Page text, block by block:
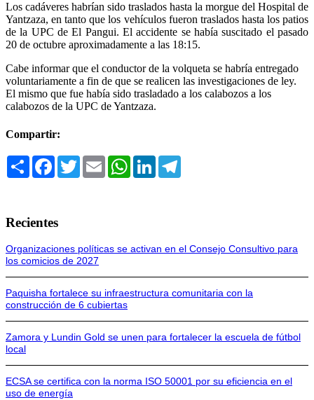
Los cadáveres habrían sido traslados hasta la morgue del Hospital de
Yantzaza, en tanto que los vehículos fueron traslados hasta los patios
de la UPC de El Pangui. El accidente se había suscitado el pasado
20 de octubre aproximadamente a las 18:15.
Cabe informar que el conductor de la volqueta se habría entregado
voluntariamente a fin de que se realicen las investigaciones de ley.
El mismo que fue había sido trasladado a los calabozos a los
calabozos de la UPC de Yantzaza.
Compartir:
CompartirFacebook
TwitterEmail WhatsApp
LinkedIn
Recientes
Organizaciones políticas se activan en el Consejo Consultivo para
los comicios de 2027
Paquisha fortalece su infraestructura comunitaria con la
construcción de 6 cubiertas
Zamora y Lundin Gold se unen para fortalecer la escuela de fútbol
local
ECSA se certifica con la norma ISO 50001 por su eficiencia en el
uso de energía